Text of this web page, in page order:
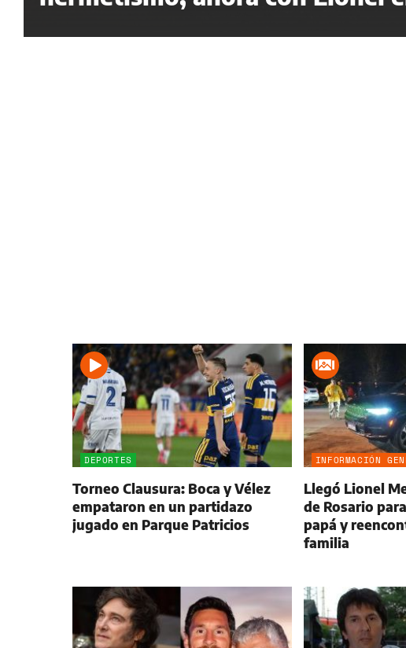
DEPORTES
Torneo Clausura: Boca y Vélez
empataron en un partidazo
jugado en Parque Patricios
INFORMACIÓN
Llegó Lionel
de Rosario
papá y
familia